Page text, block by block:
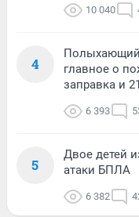
10 040
4
Полыхающий
главное о
заправка и
6 393
5
Двое детей
атаки БПЛА
6 382